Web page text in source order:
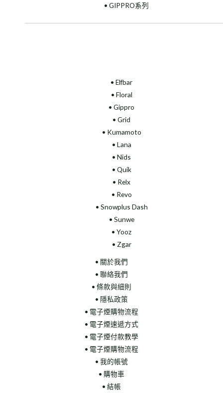
• GIPPRO系列
• Elfbar
• Floral
• Gippro
• Grid
• Kumamoto
• Lana
• Nids
• Quik
• Relx
• Revo
• Snowplus Dash
• Sunwe
• Yooz
• Zgar
• 關於我們
• 聯絡我們
• 條款與細則
• 隱私政策
• 電子煙購物流程
• 電子煙速遞方式
• 電子煙付款教學
• 電子煙購物流程
• 我的帳號
• 購物車
• 結帳